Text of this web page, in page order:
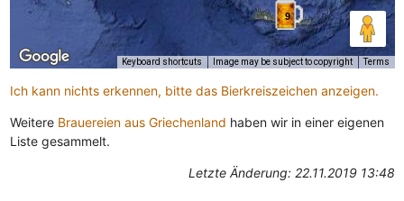
9
Keyboard shortcuts Image may be subject to copyright Terms
Ich kann nichts erkennen, bitte das Bierkreiszeichen anzeigen.
Weitere Brauereien aus Griechenland haben wir in einer eigenen
Liste gesammelt.
Letzte Änderung: 22.11.2019 13:48